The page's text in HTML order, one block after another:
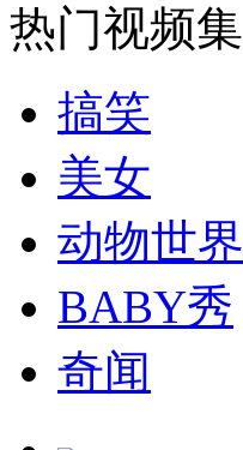
走！跟着总书记去植树
消防员救轻生者
热门视频集
搞笑
美女
动物世界
BABY秀
奇闻